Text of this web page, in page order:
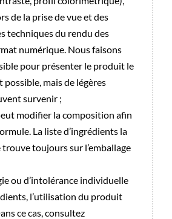
de la prise de vue et des
techniques du rendu des
numérique. Nous faisons
pour présenter le produit le
mais de légères
survenir ;
modifier la composition afin
La liste d’ingrédients la
trouve toujours sur l’emballage
ou d’intolérance individuelle
l’utilisation du produit
ce cas, consultez